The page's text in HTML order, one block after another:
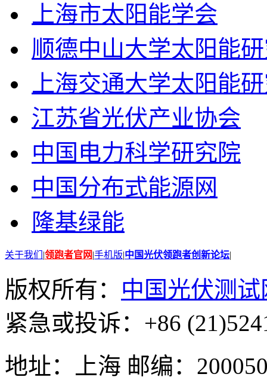
上海市太阳能学会
顺德中山大学太阳能
上海交通大学太阳能
江苏省光伏产业协会
中国电力科学研究院
中国分布式能源网
隆基绿能
关于我们 |领跑者官网|手机版|中国光伏领跑者创新论坛|
版权所有： 中国光伏测试
紧急或投诉：+86
地址：上海 邮编：